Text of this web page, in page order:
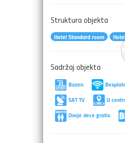
Struktura objekta
Hotel Standard room
Sadržaj objekta
Bazen
SAT TV
U
Dvoje dece gratis